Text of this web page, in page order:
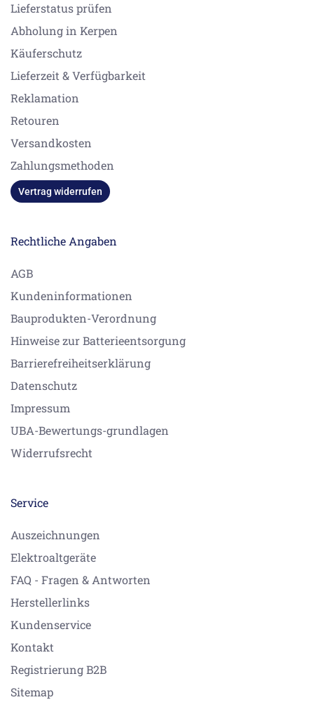
Lieferstatus prüfen
Abholung in Kerpen
Käuferschutz
Lieferzeit & Verfügbarkeit
Reklamation
Retouren
Versandkosten
Zahlungsmethoden
Vertrag widerrufen
Rechtliche Angaben
AGB
Kundeninformationen
Bauprodukten-Verordnung
Hinweise zur Batterieentsorgung
Barrierefreiheitserklärung
Datenschutz
Impressum
UBA-Bewertungs-grundlagen
Widerrufsrecht
Service
Auszeichnungen
Elektroaltgeräte
FAQ - Fragen & Antworten
Herstellerlinks
Kundenservice
Kontakt
Registrierung B2B
Sitemap